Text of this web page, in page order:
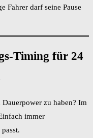
Fahrer darf seine Pause
Timing für 24
zu haben? Im
immer